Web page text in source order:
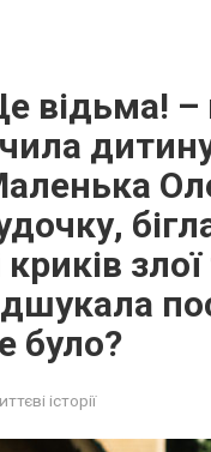
відьма!
було?
історії